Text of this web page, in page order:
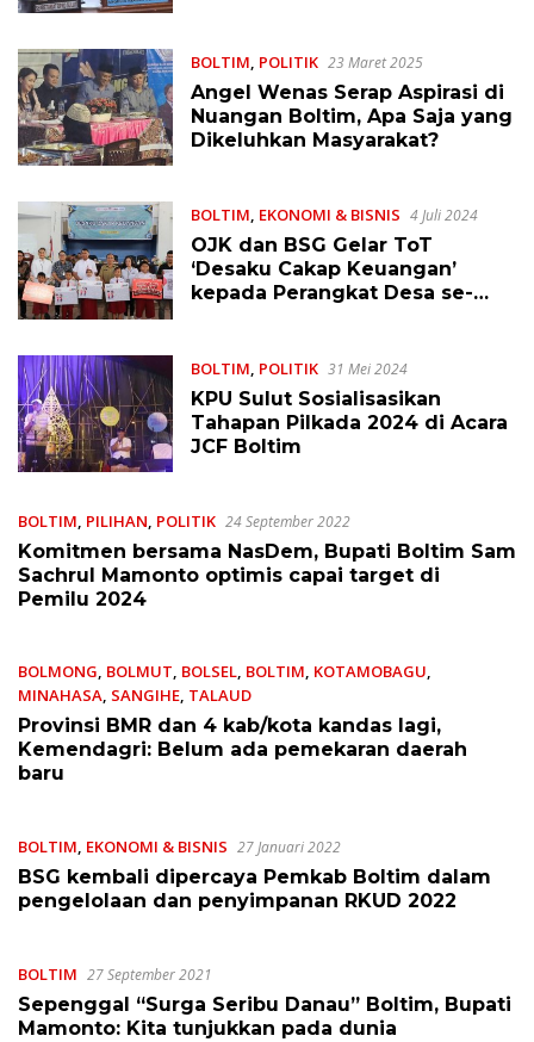
BOLTIM, POLITIK 23 Maret 2025
Angel Wenas Serap Aspirasi di
Nuangan Boltim, Apa Saja yang
Dikeluhkan Masyarakat?
BOLTIM, EKONOMI & BISNIS 4 Juli 2024
OJK dan BSG Gelar ToT
‘Desaku Cakap Keuangan’
kepada Perangkat Desa se-
BOLTIM, POLITIK 31 Mei 2024
KPU Sulut Sosialisasikan
Tahapan Pilkada 2024 di Acara
JCF Boltim
BOLTIM, PILIHAN, POLITIK 24 September 2022
Komitmen bersama NasDem, Bupati Boltim Sam
Sachrul Mamonto optimis capai target di
Pemilu 2024
BOLMONG, BOLMUT, BOLSEL, BOLTIM, KOTAMOBAGU,
MINAHASA, SANGIHE, TALAUD
17 Februari 2022
Provinsi BMR dan 4 kab/kota kandas lagi,
Kemendagri: Belum ada pemekaran daerah
baru
BOLTIM, EKONOMI & BISNIS 27 Januari 2022
BSG kembali dipercaya Pemkab Boltim dalam
pengelolaan dan penyimpanan RKUD 2022
BOLTIM 27 September 2021
Sepenggal “Surga Seribu Danau” Boltim, Bupati
Mamonto: Kita tunjukkan pada dunia